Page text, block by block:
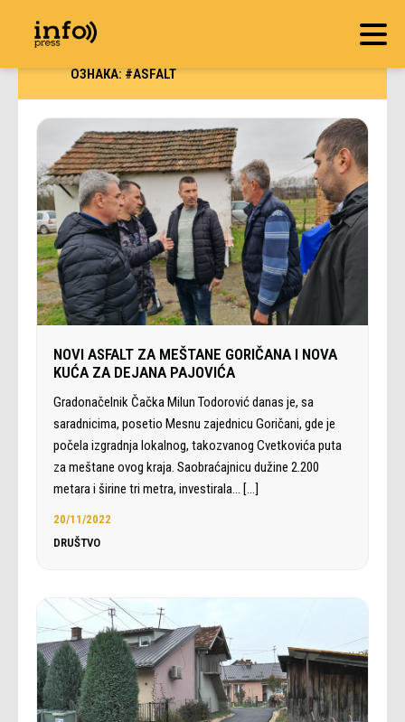
ОЗНАКА:#ASFALT
NOVI ASFALT ZA MEŠTANE GORIČANA I NOVA
KUĆA ZA DEJANA PAJOVIĆA
Gradonačelnik Čačka Milun Todorović danas je, sa
saradnicima, posetio Mesnu zajednicu Goričani, gde je
počela izgradnja lokalnog, takozvanog Cvetkovića puta
za meštane ovog kraja. Saobraćajnicu dužine 2.200
metara i širine tri metra, investirala… […]
20/11/2022
DRUŠTVO